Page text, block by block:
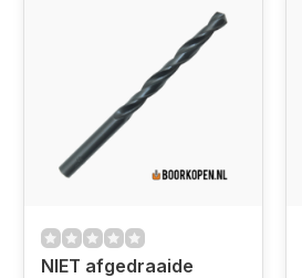
NIET afgedraaide